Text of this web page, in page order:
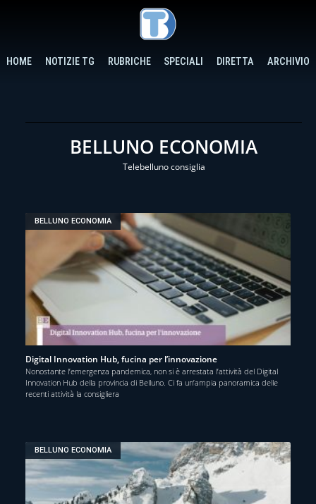
HOME NOTIZIE TG RUBRICHE SPECIALI DIRETTA ARCHIVIO
BELLUNO ECONOMIA
Telebelluno consiglia
BELLUNO ECONOMIA
Digital Innovation Hub, fucina per l’innovazione
Nonostante l’emergenza pandemica, non si è arrestata l’attività del Digital
Innovation Hub della provincia di Belluno. Ci fa un’ampia panoramica delle
recenti attività la consigliera
BELLUNO ECONOMIA